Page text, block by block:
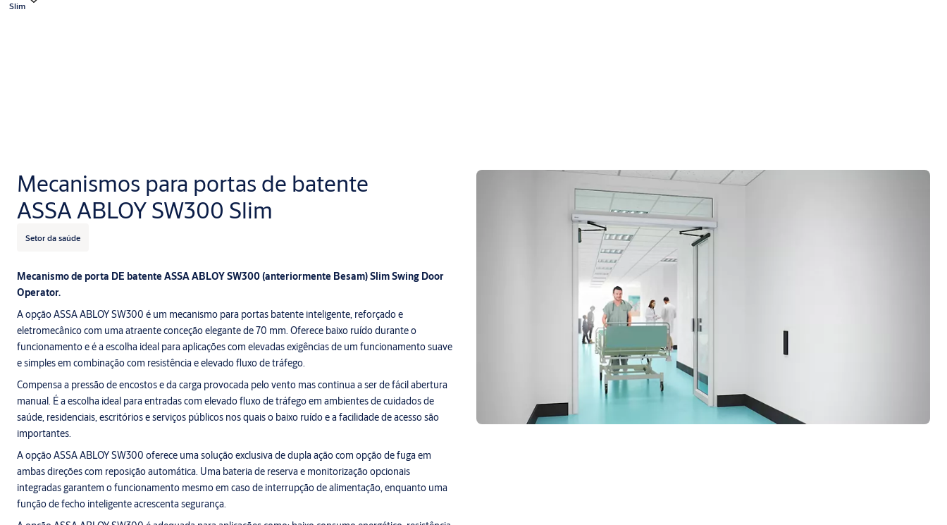
Slim
Mecanismos para portas de batente
ASSA ABLOY SW300 Slim
Setor da saúde
Mecanismo de porta DE batente ASSA ABLOY SW300 (anteriormente Besam) Slim Swing Door
Operator.
A opção ASSA ABLOY SW300 é um mecanismo para portas batente inteligente, reforçado e
eletromecânico com uma atraente conceção elegante de 70 mm. Oferece baixo ruído durante o
funcionamento e é a escolha ideal para aplicações com elevadas exigências de um funcionamento suave
e simples em combinação com resistência e elevado fluxo de tráfego.
Compensa a pressão de encostos e da carga provocada pelo vento mas continua a ser de fácil abertura
manual. É a escolha ideal para entradas com elevado fluxo de tráfego em ambientes de cuidados de
saúde, residenciais, escritórios e serviços públicos nos quais o baixo ruído e a facilidade de acesso são
importantes.
A opção ASSA ABLOY SW300 oferece uma solução exclusiva de dupla ação com opção de fuga em
ambas direções com reposição automática. Uma bateria de reserva e monitorização opcionais
integradas garantem o funcionamento mesmo em caso de interrupção de alimentação, enquanto uma
função de fecho inteligente acrescenta segurança.